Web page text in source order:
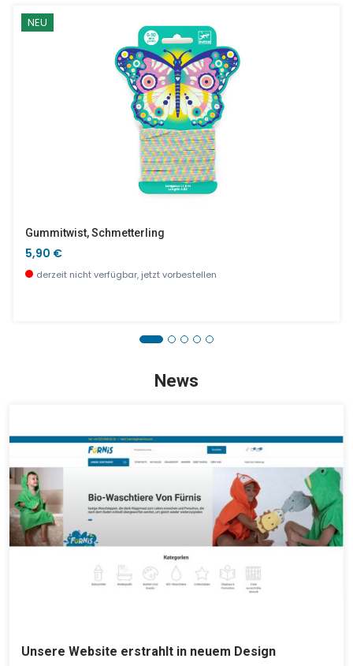
Myster Animo - Beobachtung Und Schnelligkeit
Pomelos Strauß, 1-Zip
NEU
Gummitwist, Schmetterling
5,90 €
derzeit nicht verfügbar, jetzt vorbestellen
News
Unsere Website erstrahlt in neuem Design